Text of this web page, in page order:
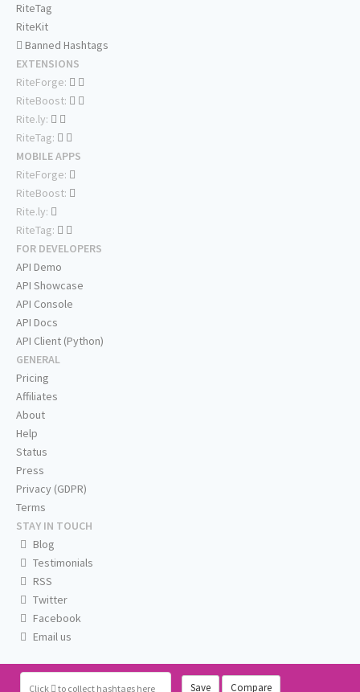
Click to collect hashtags here Save Compare
RiteTag
RiteKit
Banned Hashtags
EXTENSIONS
RiteForge:
RiteBoost:
Rite.ly:
RiteTag:
MOBILE APPS
RiteForge:
RiteBoost:
Rite.ly:
RiteTag:
FOR DEVELOPERS
API Demo
API Showcase
API Console
API Docs
API Client (Python)
GENERAL
Pricing
Affiliates
About
Help
Status
Press
Privacy (GDPR)
Terms
STAY IN TOUCH
Blog
Testimonials
RSS
Twitter
Facebook
Email us